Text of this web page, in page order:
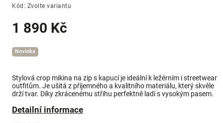
Kód: Zvolte variantu
1 890 Kč
Novinka
Stylová crop mikina na zip s kapucí je ideální k ležérním i streetwear
outfitům. Je ušitá z příjemného a kvalitního materiálu, který skvěle
drží tvar. Díky zkrácenému střihu perfektně ladí s vysokým pasem.
Detailní informace